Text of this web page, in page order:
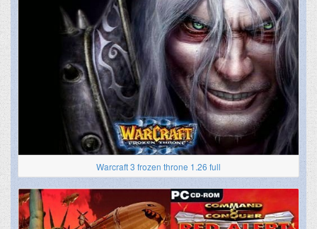
Warcraft 3 frozen throne 1.26 full